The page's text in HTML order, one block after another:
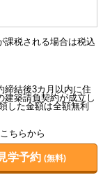
税される場合は税込
結後3カ月以内に住
建築請負契約が成立し
した金額は全額無利
ちらから
学予約(無料)